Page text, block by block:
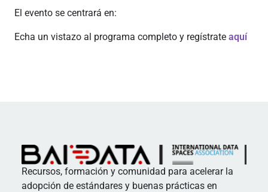
El evento se centrará en:
Echa un vistazo al programa completo y regístrate aquí
Recursos, formación y comunidad para acelerar la
adopción de estándares y buenas prácticas en